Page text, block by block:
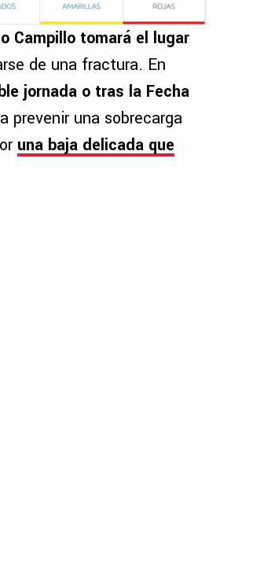
Campillo tomará el lugar
de una fractura. En
jornada o tras la Fecha
prevenir una sobrecarga
una baja delicada que